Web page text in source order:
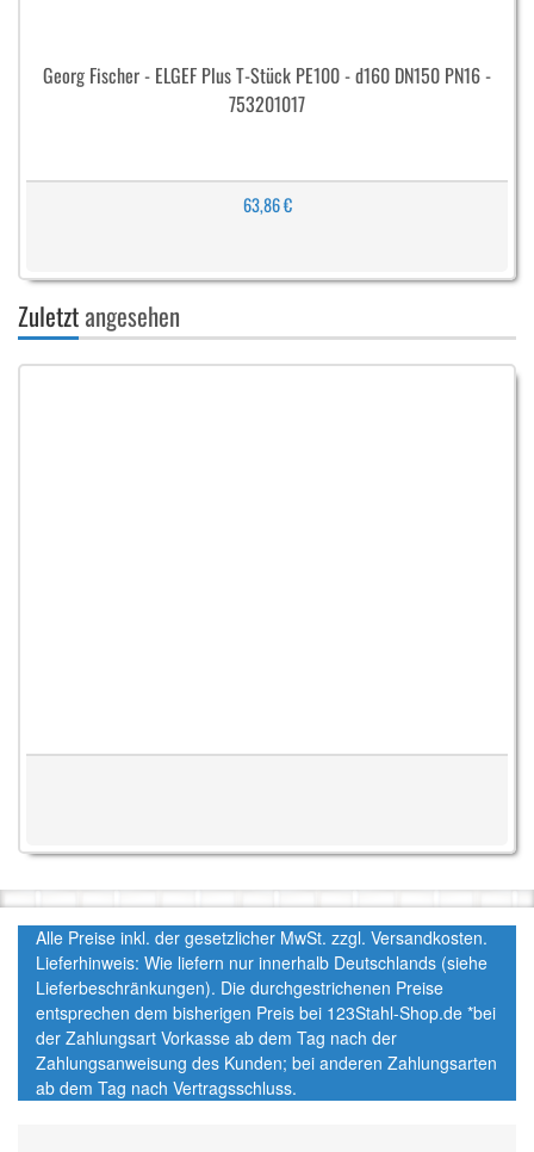
Georg Fischer - ELGEF Plus T-Stück PE100 - d160 DN150 PN16 -
753201017
63,86 €
Zuletztangesehen
Alle Preise inkl. der gesetzlicher MwSt. zzgl. Versandkosten.
Lieferhinweis: Wie liefern nur innerhalb Deutschlands (siehe
Lieferbeschränkungen). Die durchgestrichenen Preise
entsprechen dem bisherigen Preis bei 123Stahl-Shop.de *bei
der Zahlungsart Vorkasse ab dem Tag nach der
Zahlungsanweisung des Kunden; bei anderen Zahlungsarten
ab dem Tag nach Vertragsschluss.